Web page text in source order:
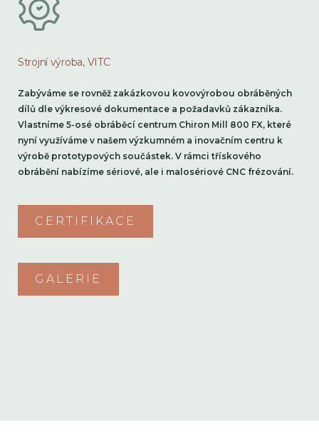
Strojní výroba, VITC
Zabýváme se rovněž zakázkovou kovovýrobou obráběných
dílů dle výkresové dokumentace a požadavků zákazníka.
Vlastníme 5-osé obráběcí centrum Chiron Mill 800 FX, které
nyní využíváme v našem výzkumném a inovačním centru k
výrobě prototypových součástek. V rámci třískového
obrábění nabízíme sériové, ale i malosériové CNC frézování.
CERTIFIKACE
GALERIE